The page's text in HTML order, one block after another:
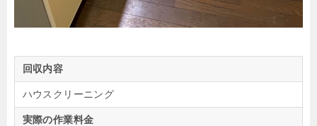
回収内容
ハウスクリーニング
実際の作業料金